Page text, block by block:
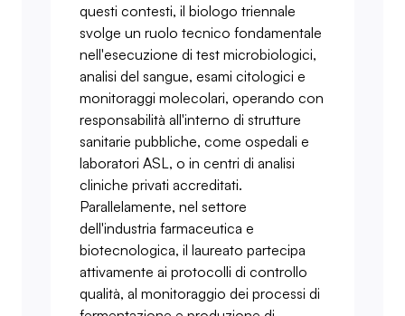
questi contesti, il biologo triennale
svolge un ruolo tecnico fondamentale
nell'esecuzione di test microbiologici,
analisi del sangue, esami citologici e
monitoraggi molecolari, operando con
responsabilità all'interno di strutture
sanitarie pubbliche, come ospedali e
laboratori ASL, o in centri di analisi
cliniche privati accreditati.
Parallelamente, nel settore
dell'industria farmaceutica e
biotecnologica, il laureato partecipa
attivamente ai protocolli di controllo
qualità, al monitoraggio dei processi di